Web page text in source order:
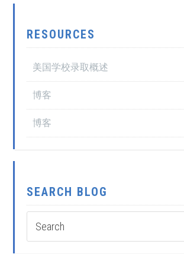
RESOURCES
美国学校录取概述
博客
博客
SEARCH BLOG